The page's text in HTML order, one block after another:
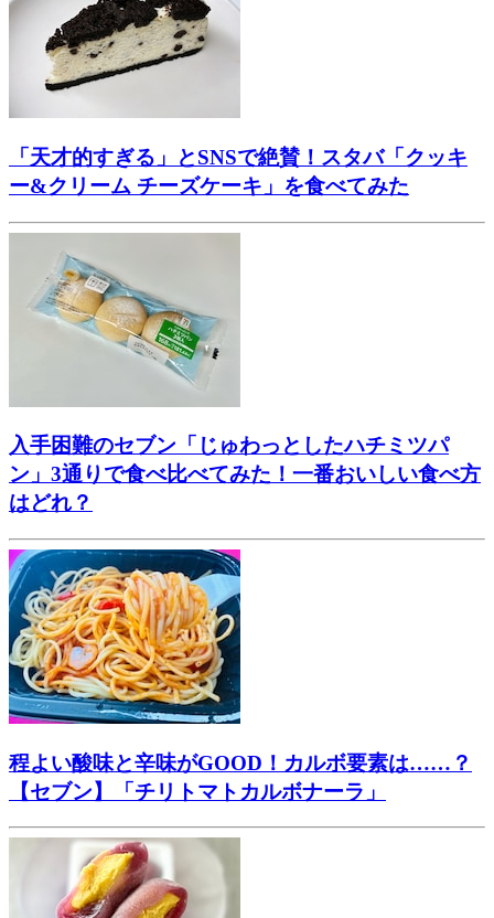
「天才的すぎる」とSNSで絶賛！スタバ「クッキ
ー&クリーム チーズケーキ」を食べてみた
入手困難のセブン「じゅわっとしたハチミツパ
ン」3通りで食べ比べてみた！一番おいしい食べ方
はどれ？
程よい酸味と辛味がGOOD！カルボ要素は……？
【セブン】「チリトマトカルボナーラ」